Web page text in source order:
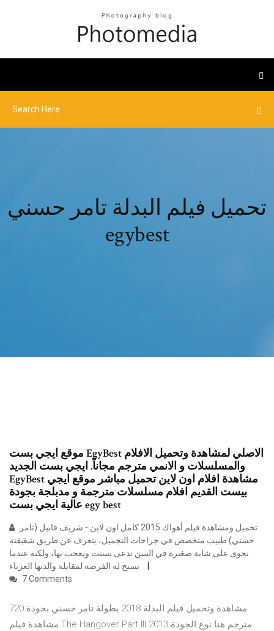
تحميل فيلم البدلة تامر حسني
egybest
موقع ايجي بست EgyBest الاصلي لمشاهدة وتحميل الافلام
والمسلسلات و الانمي مترجم مجاناً. ايجي بست الجديد
EgyBest مشاهدة افلام اون لاين تحميل مباشر موقع ايجي
بيست القديم افلام مسلسلات مترجمة و مدبلجة بجودة
عالية ايجي بست egy best
حسني) طبيب متخصص في جراحات التجميل، يتعرف عن طريق شقيقته
نجوى على شابة صغيرة في السن تدعى بسنت ويعجب بها، ولكنه عندما
7 Comments
مشاهدة وتحميل فيلم البدلة 2018 بطولة تامر حسني بجودة 720
مشاهدة فيلم The Hangover Part III 2013 مترجم هنا نوع الجودة